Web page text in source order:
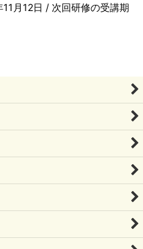
月12日 / 次回研修の受講期